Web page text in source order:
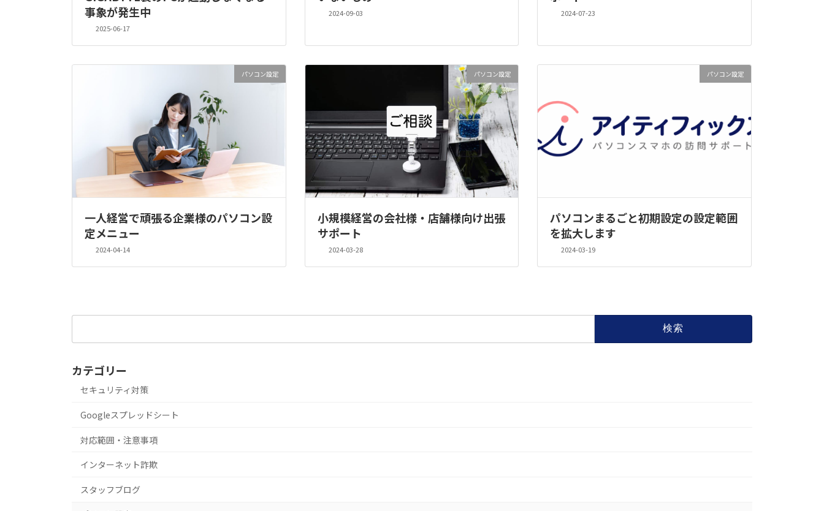
事象が発生中
2025-06-17
2024-09-03 2024-07-23
パソコン設定
一人経営で頑張る企業様のパソコン設
定メニュー
2024-04-14
パソコン設定
小規模経営の会社様・店舗様向け出張
サポート
2024-03-28
パソコン設定
パソコンまるごと初期設定の設定範囲
を拡大します
2024-03-19
カテゴリー
セキュリティ対策
Googleスプレッドシート
対応範囲・注意事項
インターネット詐欺
スタッフブログ